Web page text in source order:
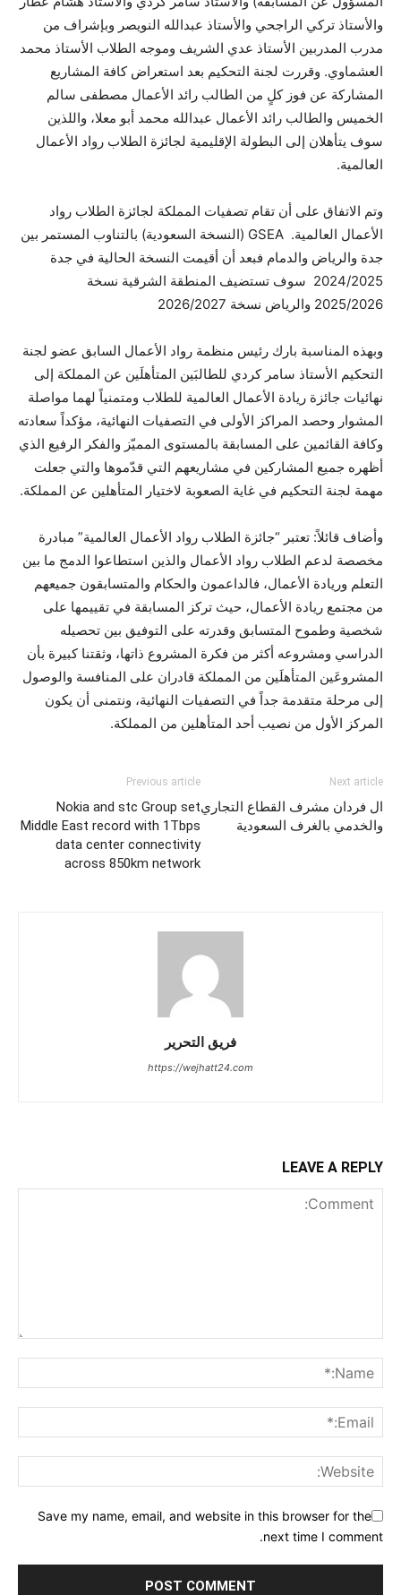
والأستاذ تركي الراجحي والأستاذ عبدالله النويصر وبإشراف من
مدرب المدربين الأستاذ عدي الشريف وموجه الطلاب الأستاذ محمد
العشماوي. وقررت لجنة التحكيم بعد استعراض كافة المشاريع
المشاركة عن فوز كلٍ من الطالب رائد الأعمال مصطفى سالم
الخميس والطالب رائد الأعمال عبدالله محمد أبو معلا، واللذين
سوف يتأهلان إلى البطولة الإقليمية لجائزة الطلاب رواد الأعمال
العالمية.
وتم الاتفاق على أن تقام تصفيات المملكة لجائزة الطلاب رواد
الأعمال العالمية. GSEA (النسخة السعودية) بالتناوب المستمر بين
جدة والرياض والدمام فبعد أن أقيمت النسخة الحالية في جدة
2024/2025 سوف تستضيف المنطقة الشرقية نسخة
2025/2026 والرياض نسخة 2026/2027
وبهذه المناسبة بارك رئيس منظمة رواد الأعمال السابق عضو لجنة
التحكيم الأستاذ سامر كردي للطالبَين المتأهلَين عن المملكة إلى
نهائيات جائزة ريادة الأعمال العالمية للطلاب ومتمنياً لهما مواصلة
المشوار وحصد المراكز الأولى في التصفيات النهائية، مؤكداً سعادته
وكافة القائمين على المسابقة بالمستوى المميّز والفكر الرفيع الذي
أظهره جميع المشاركين في مشاريعهم التي قدّموها والتي جعلت
مهمة لجنة التحكيم في غاية الصعوبة لاختيار المتأهلين عن المملكة.
وأضاف قائلاً: تعتبر “جائزة الطلاب رواد الأعمال العالمية” مبادرة
مخصصة لدعم الطلاب رواد الأعمال والذين استطاعوا الدمج ما بين
التعلم وريادة الأعمال، فالداعمون والحكام والمتسابقون جميعهم
من مجتمع ريادة الأعمال، حيث تركز المسابقة في تقييمها على
شخصية وطموح المتسابق وقدرته على التوفيق بين تحصيله
الدراسي ومشروعه أكثر من فكرة المشروع ذاتها، وثقتنا كبيرة بأن
المشروعَين المتأهلَين من المملكة قادران على المنافسة والوصول
إلى مرحلة متقدمة جداً في التصفيات النهائية، ونتمنى أن يكون
المركز الأول من نصيب أحد المتأهلين من المملكة.
Previous article
Nokia and stc Group set
Middle East record with 1Tbps
data center connectivity
across 850km network
Next article
ال فردان مشرف القطاع التجاري
والخدمي بالغرف السعودية
فريق التحرير
https://wejhatt24.com
LEAVE A REPLY
Save my name, email, and website in this browser for the
next time I comment.